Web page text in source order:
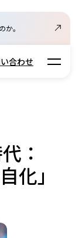
。
合わせ Open
：
化」